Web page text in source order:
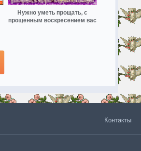
Нужно уметь прощать, с
прощенным воскресением вас
Контакты